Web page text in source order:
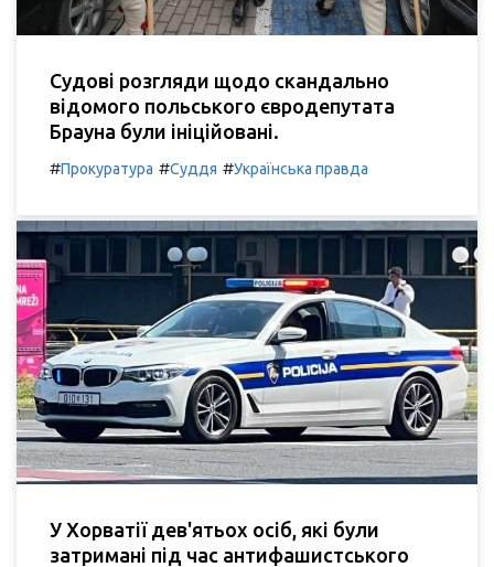
Судові розгляди щодо скандально
відомого польського євродепутата
Брауна були ініційовані.
#Прокуратура #Суддя #Українська правда
У Хорватії дев'ятьох осіб, які були
затримані під час антифашистського